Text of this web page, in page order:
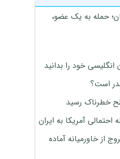
حمله به یک عضو،
خود را بدانید
خطرناک رسید
آمریکا به ایران
از خاورمیانه آماده